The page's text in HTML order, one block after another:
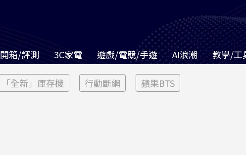
開箱/評測 3C家電 遊戲/電競/手遊 AI浪潮 教學/工
「全新」庫存機 行動斷網 蘋果BTS